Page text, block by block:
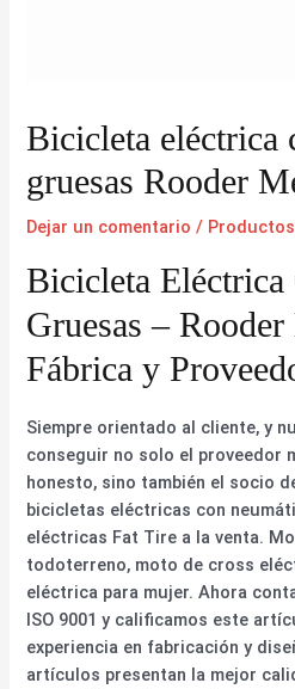
Bicicleta eléctrica
gruesas Rooder
Dejar un comentario / Productos
Bicicleta Eléctrica
Gruesas –
Fábrica y
Siempre orientado al cliente, y
conseguir no solo el proveedor
honesto, sino también el socio
bicicletas eléctricas con
eléctricas Fat Tire a la venta.
todoterreno, moto de cross
eléctrica para mujer. Ahora
ISO 9001 y calificamos este
experiencia en fabricación y
artículos presentan la mejor